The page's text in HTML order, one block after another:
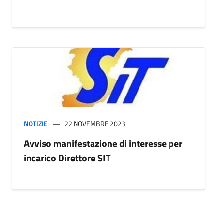
NOTIZIE 22 NOVEMBRE 2023
Avviso manifestazione di interesse per
incarico Direttore SIT